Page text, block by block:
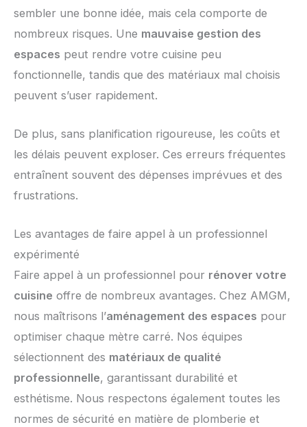
sembler une bonne idée, mais cela comporte de
nombreux risques. Une mauvaise gestion des
espaces peut rendre votre cuisine peu
fonctionnelle, tandis que des matériaux mal choisis
peuvent s’user rapidement.
De plus, sans planification rigoureuse, les coûts et
les délais peuvent exploser. Ces erreurs fréquentes
entraînent souvent des dépenses imprévues et des
frustrations.
Les avantages de faire appel à un professionnel
expérimenté
Faire appel à un professionnel pour rénover votre
cuisine offre de nombreux avantages. Chez AMGM,
nous maîtrisons l’aménagement des espaces pour
optimiser chaque mètre carré. Nos équipes
sélectionnent des matériaux de qualité
professionnelle, garantissant durabilité et
esthétisme. Nous respectons également toutes les
normes de sécurité en matière de plomberie et